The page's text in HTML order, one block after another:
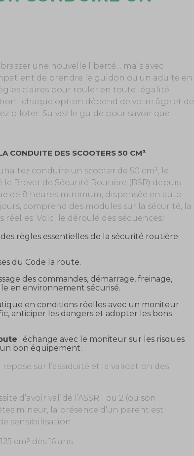
une nouvelle liberté… mais avec
de prendre le guidon ou un adulte en
claires pour rouler en toute légalité.
: chaque option dépend de votre âge et de
piloter. Suivez le guide pour savoir quel
CONDUITE DES SCOOTERS 50 CM³
conduire un scooter de 50 cm³, le
Brevet de Sécurité Routière (BSR) depuis
de 8 heures minimum, dispensée en auto-
comprend des modules sur la sécurité, la
Voici le déroulé des séquences :
règles essentielles de la sécurité routière
du Code la route.
des commandes, démarrage, freinage,
en environnement sécurisé.
en conditions réelles avec un moniteur
anticiper les dangers et adopter les bons
: échange avec le moniteur sur les risques
bon équipement.
repose sur l’assiduité et la validation des
d’avoir validé l’ASSR 1 ou 2 (ou son
mineur, la présence d’un parent est
sensibilisation.
cm³ dès 16 ans